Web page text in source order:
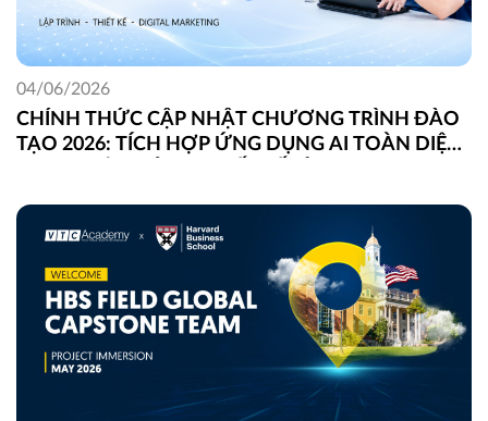
CHÍNH THỨC CẬP NHẬT CHƯƠNG TRÌNH ĐÀO
TẠO 2026: TÍCH HỢP ỨNG DỤNG AI TOÀN DIỆN
04/06/2026